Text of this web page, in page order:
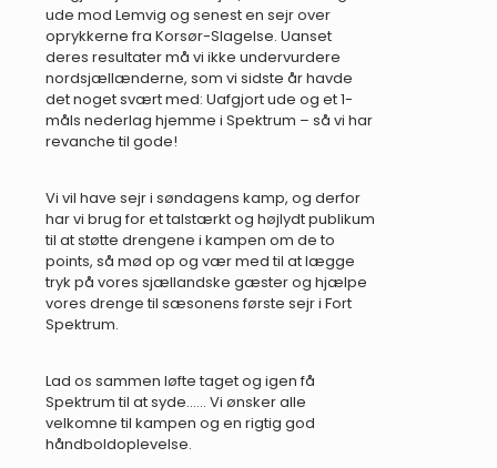
ude mod Lemvig og senest en sejr over
oprykkerne fra Korsør-Slagelse. Uanset
deres resultater må vi ikke undervurdere
nordsjællænderne, som vi sidste år havde
det noget svært med: Uafgjort ude og et 1-
måls nederlag hjemme i Spektrum – så vi har
revanche til gode!
Vi vil have sejr i søndagens kamp, og derfor
har vi brug for et talstærkt og højlydt publikum
til at støtte drengene i kampen om de to
points, så mød op og vær med til at lægge
tryk på vores sjællandske gæster og hjælpe
vores drenge til sæsonens første sejr i Fort
Spektrum.
Lad os sammen løfte taget og igen få
Spektrum til at syde…… Vi ønsker alle
velkomne til kampen og en rigtig god
håndboldoplevelse.